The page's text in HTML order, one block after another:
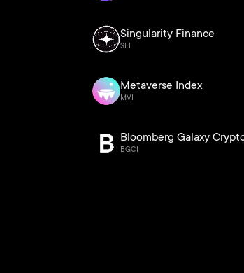
Singularity Finance
SFI
Metaverse Index
MVI
Bloomberg Galaxy
BGCI